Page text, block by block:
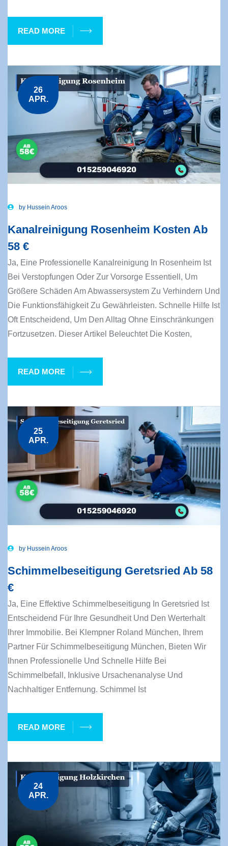
READ MORE
26
APR.
by Hussein Aroos
Kanalreinigung Rosenheim Kosten Ab
58 €
Ja, Eine Professionelle Kanalreinigung In Rosenheim Ist
Bei Verstopfungen Oder Zur Vorsorge Essentiell, Um
Größere Schäden Am Abwassersystem Zu Verhindern Und
Die Funktionsfähigkeit Zu Gewährleisten. Schnelle Hilfe Ist
Oft Entscheidend, Um Den Alltag Ohne Einschränkungen
Fortzusetzen. Dieser Artikel Beleuchtet Die Kosten,
READ MORE
25
APR.
by Hussein Aroos
Schimmelbeseitigung Geretsried Ab 58
€
Ja, Eine Effektive Schimmelbeseitigung In Geretsried Ist
Entscheidend Für Ihre Gesundheit Und Den Werterhalt
Ihrer Immobilie. Bei Klempner Roland München, Ihrem
Partner Für Schimmelbeseitigung München, Bieten Wir
Ihnen Professionelle Und Schnelle Hilfe Bei
Schimmelbefall, Inklusive Ursachenanalyse Und
Nachhaltiger Entfernung. Schimmel Ist
READ MORE
24
APR.